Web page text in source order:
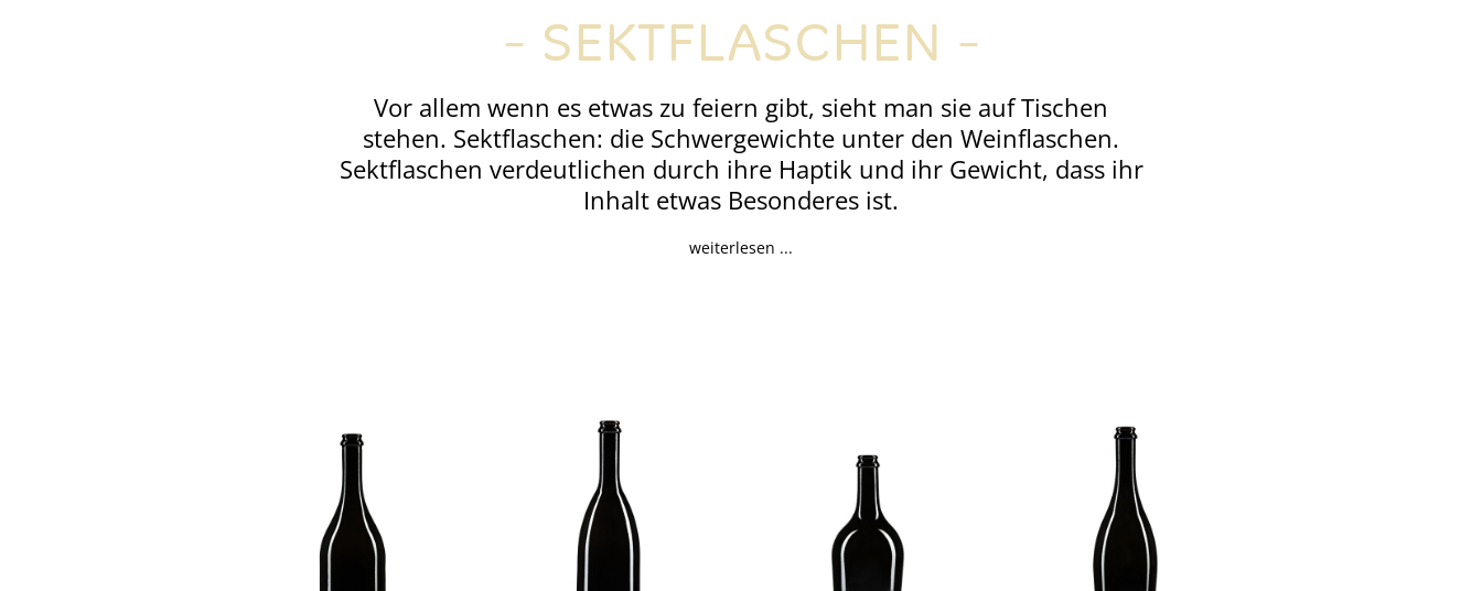
SEKTFLASCHEN
Vor allem wenn es etwas zu feiern gibt, sieht man sie auf Tischen
stehen. Sektflaschen: die Schwergewichte unter den Weinflaschen.
Sektflaschen verdeutlichen durch ihre Haptik und ihr Gewicht, dass ihr
Inhalt etwas Besonderes ist.
weiterlesen ...